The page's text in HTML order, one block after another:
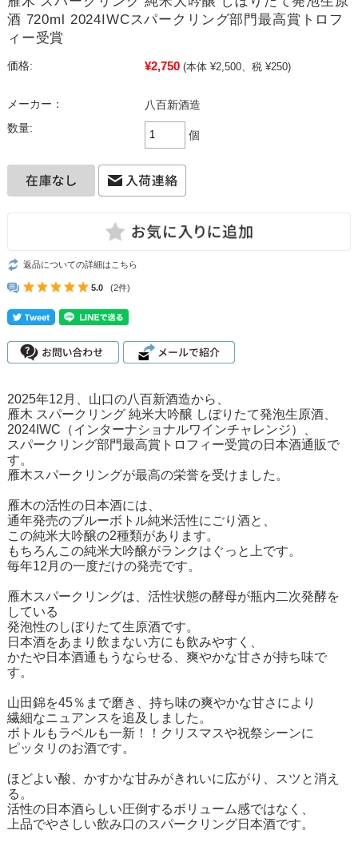
酒 720ml 2024IWCスパークリング部門最高賞トロフ
ィー受賞
価格: ¥2,750 (本体 ¥2,500、税 ¥250)
メーカー：
八百新酒造
数量:
個
返品についての詳細はこちら
5.0 (2件)
2025年12月、山口の八百新酒造から、
雁木 スパークリング 純米大吟醸 しぼりたて発泡生原酒、
2024IWC（インターナショナルワインチャレンジ）、
スパークリング部門最高賞トロフィー受賞の日本酒通販で
す。
雁木スパークリングが最高の栄誉を受けました。
雁木の活性の日本酒には、
通年発売のブルーボトル純米活性にごり酒と、
この純米大吟醸の2種類があります。
もちろんこの純米大吟醸がランクはぐっと上です。
毎年12月の一度だけの発売です。
雁木スパークリングは、活性状態の酵母が瓶内二次発酵を
している
発泡性のしぼりたて生原酒です。
日本酒をあまり飲まない方にも飲みやすく、
かたや日本酒通もうならせる、爽やかな甘さが持ち味で
す。
山田錦を45％まで磨き、持ち味の爽やかな甘さにより
繊細なニュアンスを追及しました。
ボトルもラベルも一新！！クリスマスや祝祭シーンに
ピッタリのお酒です。
ほどよい酸、かすかな甘みがきれいに広がり、スツと消え
る。
活性の日本酒らしい圧倒するボリューム感ではなく、
上品でやさしい飲み口のスパークリング日本酒です。